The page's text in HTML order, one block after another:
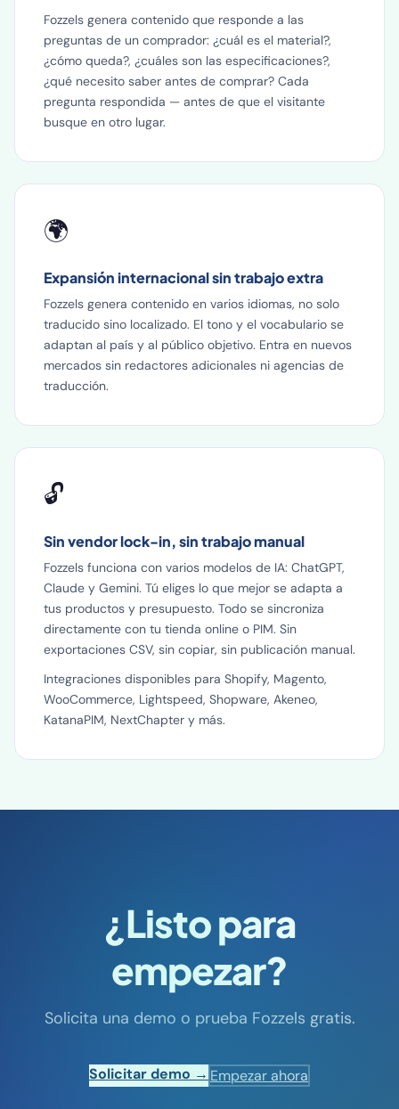
Fozzels genera contenido que responde a las
preguntas de un comprador: ¿cuál es el material?,
¿cómo queda?, ¿cuáles son las especificaciones?,
¿qué necesito saber antes de comprar? Cada
pregunta respondida — antes de que el visitante
busque en otro lugar.
🌍
Expansión internacional sin trabajo extra
Fozzels genera contenido en varios idiomas, no solo
traducido sino localizado. El tono y el vocabulario se
adaptan al país y al público objetivo. Entra en nuevos
mercados sin redactores adicionales ni agencias de
traducción.
🔓
Sin vendor lock-in, sin trabajo manual
Fozzels funciona con varios modelos de IA: ChatGPT,
Claude y Gemini. Tú eliges lo que mejor se adapta a
tus productos y presupuesto. Todo se sincroniza
directamente con tu tienda online o PIM. Sin
exportaciones CSV, sin copiar, sin publicación manual.
Integraciones disponibles para Shopify, Magento,
WooCommerce, Lightspeed, Shopware, Akeneo,
KatanaPIM, NextChapter y más.
¿Listo para
empezar?
Solicita una demo o prueba Fozzels gratis.
Solicitar demo → Empezar ahora